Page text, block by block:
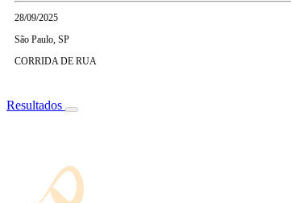
28/09/2025
São Paulo, SP
CORRIDA DE RUA
Resultados